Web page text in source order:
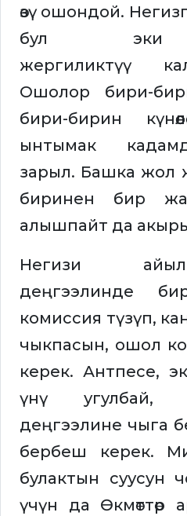
өзү ошондой.
бул эки
жергиликтүү
Ошолор бири-
бири-бирин
ынтымак
зарыл. Башка жол
биринен бир
алышпайт да
Негизи айыл
деңгээлинде
комиссия түзүп,
чыкпасын, ошол
керек. Антпесе,
үнү угулбай,
деңгээлине чыга
бербеш керек.
булактын суусун
үчүн да Өкмөттөр